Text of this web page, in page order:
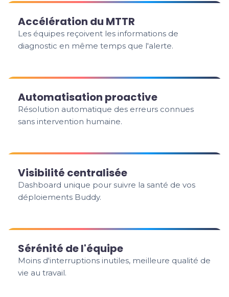
Accélération du MTTR
Les équipes reçoivent les informations de
diagnostic en même temps que l'alerte.
Automatisation proactive
Résolution automatique des erreurs connues
sans intervention humaine.
Visibilité centralisée
Dashboard unique pour suivre la santé de vos
déploiements Buddy.
Sérénité de l'équipe
Moins d'interruptions inutiles, meilleure qualité de
vie au travail.